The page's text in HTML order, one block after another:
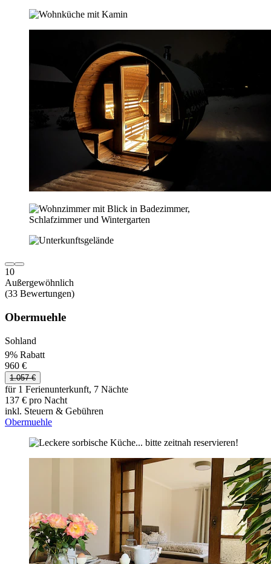
10
Außergewöhnlich
(33 Bewertungen)
Obermuehle
Sohland
9% Rabatt
960 €
1.057 €
für 1 Ferienunterkunft, 7 Nächte
137 € pro Nacht
inkl. Steuern & Gebühren
Obermuehle